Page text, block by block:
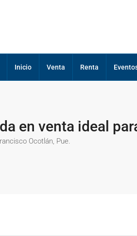
Inicio Venta Renta
en venta ideal
Ocotlán, Pue.